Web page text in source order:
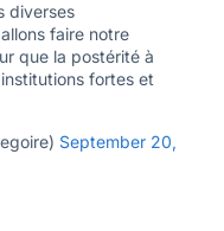
diverses
faire notre
que la postérité à
fortes et
September 20,